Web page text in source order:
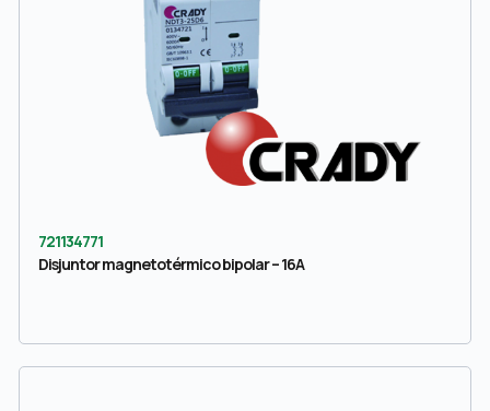
721134771
Disjuntor magnetotérmico bipolar – 16A